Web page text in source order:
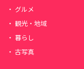
グルメ
観光・地域
暮らし
古写真